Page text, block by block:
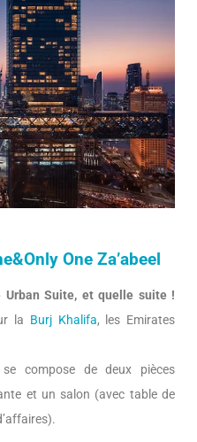
One Za’abeel
Urban Suite, et quelle suite !
la Burj Khalifa, les Emirates
compose de deux pièces
et un salon (avec table de